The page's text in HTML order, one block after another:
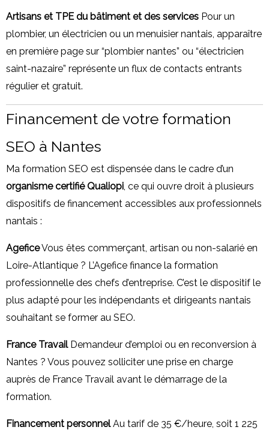
Artisans et TPE du bâtiment et des services Pour un
plombier, un électricien ou un menuisier nantais, apparaître
en première page sur “plombier nantes” ou “électricien
saint-nazaire” représente un flux de contacts entrants
régulier et gratuit.
Financement de votre formation
SEO à Nantes
Ma formation SEO est dispensée dans le cadre d’un
organisme certifié Qualiopi , ce qui ouvre droit à plusieurs
dispositifs de financement accessibles aux professionnels
nantais :
AgeficeVous êtes commerçant, artisan ou non-salarié en
Loire-Atlantique ? L’Agefice finance la formation
professionnelle des chefs d’entreprise. C’est le dispositif le
plus adapté pour les indépendants et dirigeants nantais
souhaitant se former au SEO.
France TravailDemandeur d’emploi ou en reconversion à
Nantes ? Vous pouvez solliciter une prise en charge
auprès de France Travail avant le démarrage de la
formation.
Financement personnelAu tarif de 35 €/heure, soit 1 225